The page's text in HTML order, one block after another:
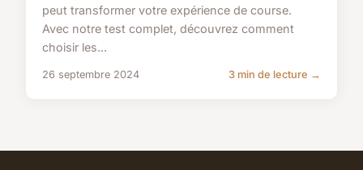
peut transformer votre expérience de course.
Avec notre test complet, découvrez comment
choisir les...
26 septembre 2024 3 min de lecture →